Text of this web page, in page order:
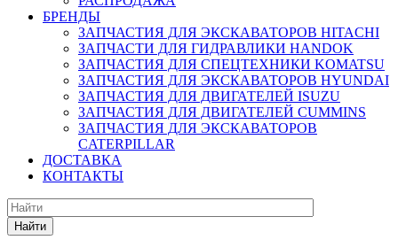
БРЕНДЫ
ЗАПЧАСТИЯ ДЛЯ ЭКСКАВАТОРОВ HITACHI
ЗАПЧАСТИ ДЛЯ ГИДРАВЛИКИ HANDOK
ЗАПЧАСТИЯ ДЛЯ СПЕЦТЕХНИКИ KOMATSU
ЗАПЧАСТИЯ ДЛЯ ЭКСКАВАТОРОВ HYUNDAI
ЗАПЧАСТИЯ ДЛЯ ДВИГАТЕЛЕЙ ISUZU
ЗАПЧАСТИЯ ДЛЯ ДВИГАТЕЛЕЙ CUMMINS
ЗАПЧАСТИЯ ДЛЯ ЭКСКАВАТОРОВ
CATERPILLAR
ДОСТАВКА
КОНТАКТЫ
Найти